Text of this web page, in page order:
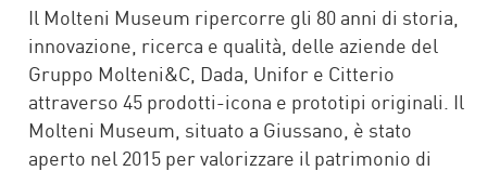
Il Molteni Museum ripercorre gli 80 anni di storia,
innovazione, ricerca e qualità, delle aziende del
Gruppo Molteni&C, Dada, Unifor e Citterio
attraverso 45 prodotti-icona e prototipi originali. Il
Molteni Museum, situato a Giussano, è stato
aperto nel 2015 per valorizzare il patrimonio di